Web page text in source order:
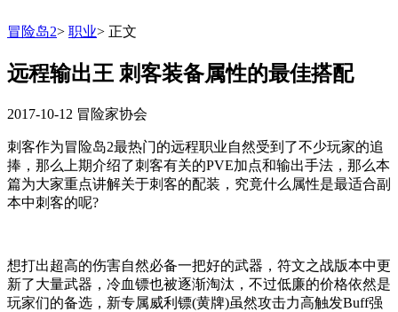
冒险岛2> 职业> 正文
远程输出王 刺客装备属性的最佳搭配
2017-10-12 冒险家协会
刺客作为冒险岛2最热门的远程职业自然受到了不少玩家的追
捧，那么上期介绍了刺客有关的PVE加点和输出手法，那么本
篇为大家重点讲解关于刺客的配装，究竟什么属性是最适合副
本中刺客的呢?
想打出超高的伤害自然必备一把好的武器，符文之战版本中更
新了大量武器，冷血镖也被逐渐淘汰，不过低廉的价格依然是
玩家们的备选，新专属威利镖(黄牌)虽然攻击力高触发Buff强